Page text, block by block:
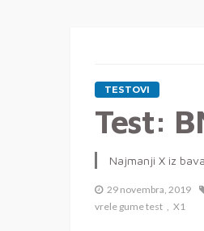
TESTOVI
Test:
Najmanji X iz
29 novembra, 2019
vrele gume test
X1